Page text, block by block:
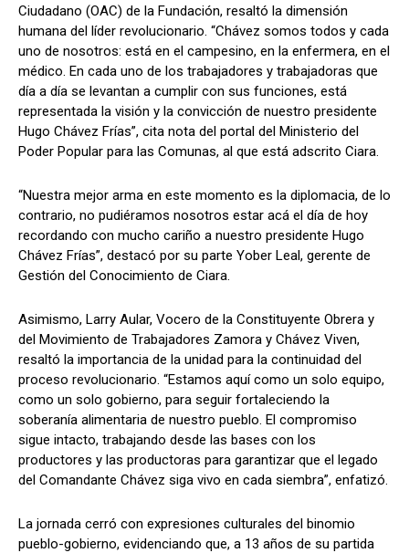
Ciudadano (OAC) de la Fundación, resaltó la dimensión
humana del líder revolucionario. “Chávez somos todos y cada
uno de nosotros: está en el campesino, en la enfermera, en el
médico. En cada uno de los trabajadores y trabajadoras que
día a día se levantan a cumplir con sus funciones, está
representada la visión y la convicción de nuestro presidente
Hugo Chávez Frías”, cita nota del portal del Ministerio del
Poder Popular para las Comunas, al que está adscrito Ciara.
“Nuestra mejor arma en este momento es la diplomacia, de lo
contrario, no pudiéramos nosotros estar acá el día de hoy
recordando con mucho cariño a nuestro presidente Hugo
Chávez Frías”, destacó por su parte Yober Leal, gerente de
Gestión del Conocimiento de Ciara.
Asimismo, Larry Aular, Vocero de la Constituyente Obrera y
del Movimiento de Trabajadores Zamora y Chávez Viven,
resaltó la importancia de la unidad para la continuidad del
proceso revolucionario. “Estamos aquí como un solo equipo,
como un solo gobierno, para seguir fortaleciendo la
soberanía alimentaria de nuestro pueblo. El compromiso
sigue intacto, trabajando desde las bases con los
productores y las productoras para garantizar que el legado
del Comandante Chávez siga vivo en cada siembra”, enfatizó.
‎‎La jornada cerró con expresiones culturales del binomio
pueblo-gobierno, evidenciando que, a 13 años de su partida